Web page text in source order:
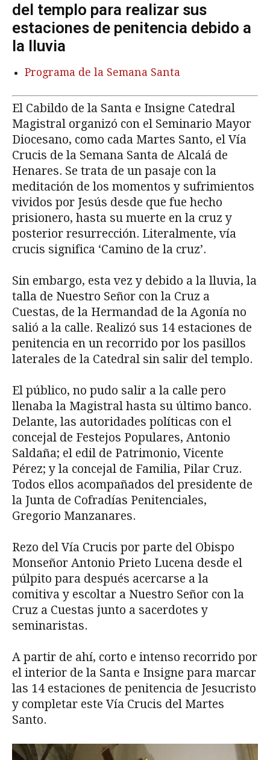
del templo para realizar sus
estaciones de penitencia debido a
la lluvia
Programa de la Semana Santa
El Cabildo de la Santa e Insigne Catedral
Magistral organizó con el Seminario Mayor
Diocesano, como cada Martes Santo, el Vía
Crucis de la Semana Santa de Alcalá de
Henares. Se trata de un pasaje con la
meditación de los momentos y sufrimientos
vividos por Jesús desde que fue hecho
prisionero, hasta su muerte en la cruz y
posterior resurrección. Literalmente, vía
crucis significa ‘Camino de la cruz’.
Sin embargo, esta vez y debido a la lluvia, la
talla de Nuestro Señor con la Cruz a
Cuestas, de la Hermandad de la Agonía no
salió a la calle. Realizó sus 14 estaciones de
penitencia en un recorrido por los pasillos
laterales de la Catedral sin salir del templo.
El público, no pudo salir a la calle pero
llenaba la Magistral hasta su último banco.
Delante, las autoridades políticas con el
concejal de Festejos Populares, Antonio
Saldaña; el edil de Patrimonio, Vicente
Pérez; y la concejal de Familia, Pilar Cruz.
Todos ellos acompañados del presidente de
la Junta de Cofradías Penitenciales,
Gregorio Manzanares.
Rezo del Vía Crucis por parte del Obispo
Monseñor Antonio Prieto Lucena desde el
púlpito para después acercarse a la
comitiva y escoltar a Nuestro Señor con la
Cruz a Cuestas junto a sacerdotes y
seminaristas.
A partir de ahí, corto e intenso recorrido por
el interior de la Santa e Insigne para marcar
las 14 estaciones de penitencia de Jesucristo
y completar este Vía Crucis del Martes
Santo.